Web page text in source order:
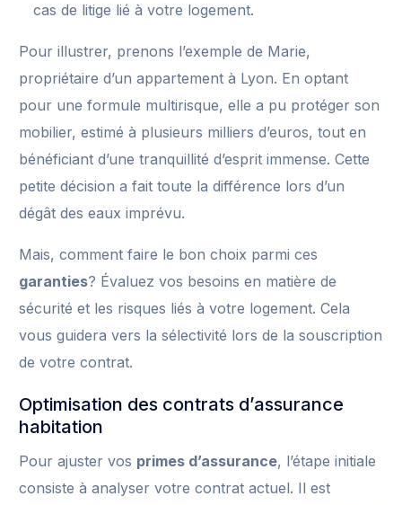
cas de litige lié à votre logement.
Pour illustrer, prenons l’exemple de Marie,
propriétaire d’un appartement à Lyon. En optant
pour une formule multirisque, elle a pu protéger son
mobilier, estimé à plusieurs milliers d’euros, tout en
bénéficiant d’une tranquillité d’esprit immense. Cette
petite décision a fait toute la différence lors d’un
dégât des eaux imprévu.
Mais, comment faire le bon choix parmi ces
garanties? Évaluez vos besoins en matière de
sécurité et les risques liés à votre logement. Cela
vous guidera vers la sélectivité lors de la souscription
de votre contrat.
Optimisation des contrats d’assurance
habitation
Pour ajuster vos primes d’assurance, l’étape initiale
consiste à analyser votre contrat actuel. Il est